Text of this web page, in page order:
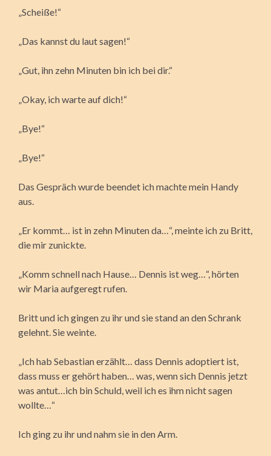
„Scheiße!“
„Das kannst du laut sagen!“
„Gut, ihn zehn Minuten bin ich bei dir.“
„Okay, ich warte auf dich!“
„Bye!“
„Bye!“
Das Gespräch wurde beendet ich machte mein Handy
aus.
„Er kommt… ist in zehn Minuten da…“, meinte ich zu Britt,
die mir zunickte.
„Komm schnell nach Hause… Dennis ist weg…“, hörten
wir Maria aufgeregt rufen.
Britt und ich gingen zu ihr und sie stand an den Schrank
gelehnt. Sie weinte.
„Ich hab Sebastian erzählt… dass Dennis adoptiert ist,
dass muss er gehört haben… was, wenn sich Dennis jetzt
was antut…ich bin Schuld, weil ich es ihm nicht sagen
wollte…“
Ich ging zu ihr und nahm sie in den Arm.